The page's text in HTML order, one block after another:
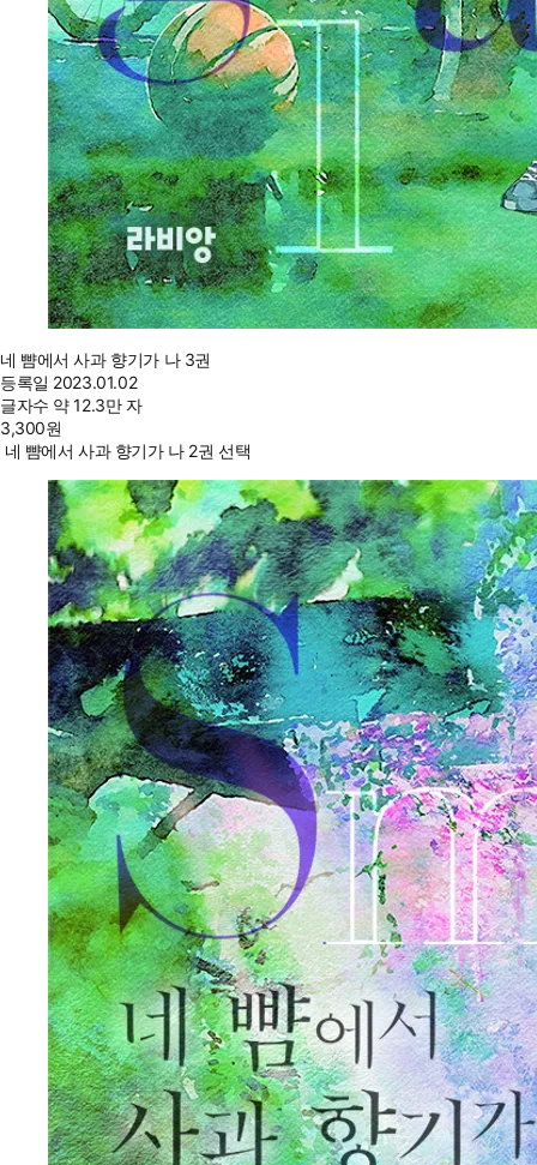
네 뺨에서 사과 향기가 나 3권
등록일 2023.01.02
글자수 약 12.3만 자
3,300원
네 뺨에서 사과 향기가 나 2권 선택